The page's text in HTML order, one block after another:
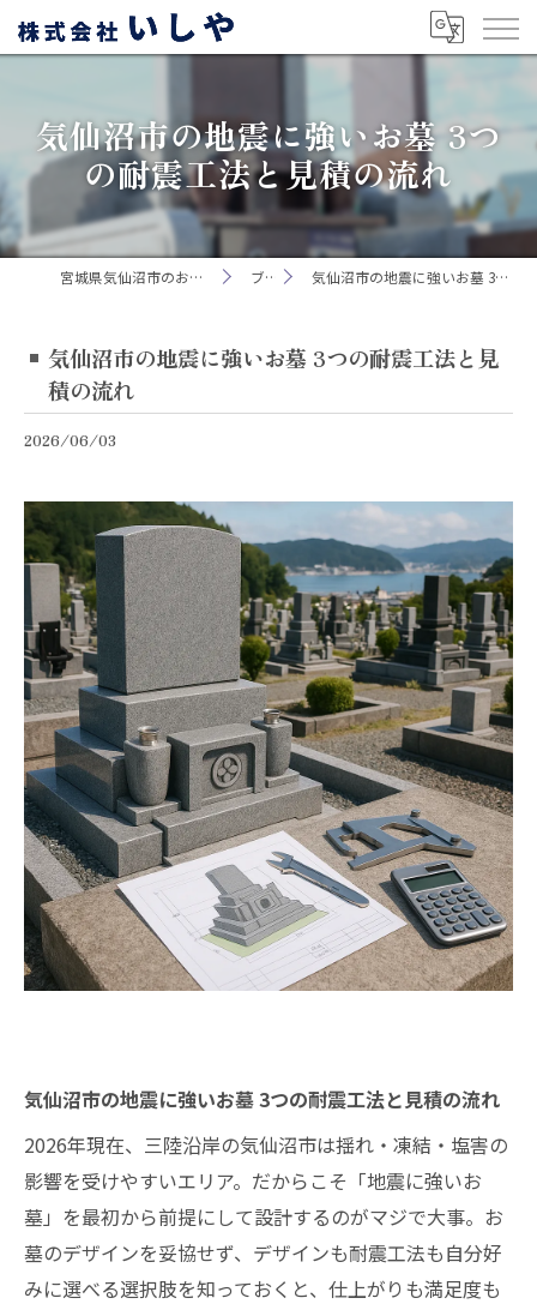
気仙沼市の地震に強いお墓 3つ
の耐震工法と見積の流れ
宮城県気仙沼市のお墓なら株式会社いしや ブログ 気仙沼市の地震に強いお墓 3つの耐震工法と見積の流れ
気仙沼市の地震に強いお墓 3つの耐震工法と見
積の流れ
2026/06/03
気仙沼市の地震に強いお墓 3つの耐震工法と見積の流れ
2026年現在、三陸沿岸の気仙沼市は揺れ・凍結・塩害の
影響を受けやすいエリア。だからこそ「地震に強いお
墓」を最初から前提にして設計するのがマジで大事。お
墓のデザインを妥協せず、デザインも耐震工法も自分好
みに選べる選択肢を知っておくと、仕上がりも満足度も